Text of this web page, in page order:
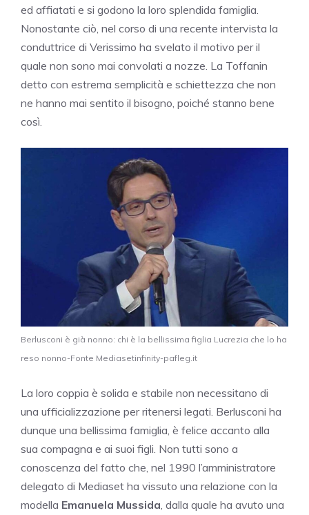
ed affiatati e si godono la loro splendida famiglia.
Nonostante ciò, nel corso di una recente intervista la
conduttrice di Verissimo ha svelato il motivo per il
quale non sono mai convolati a nozze. La Toffanin
detto con estrema semplicità e schiettezza che non
ne hanno mai sentito il bisogno, poiché stanno bene
così.
Berlusconi è già nonno: chi è la bellissima figlia Lucrezia che lo ha
reso nonno-Fonte Mediasetinfinity-pafleg.it
La loro coppia è solida e stabile non necessitano di
una ufficializzazione per ritenersi legati. Berlusconi ha
dunque una bellissima famiglia, è felice accanto alla
sua compagna e ai suoi figli. Non tutti sono a
conoscenza del fatto che, nel 1990 l’amministratore
delegato di Mediaset ha vissuto una relazione con la
modella Emanuela Mussida , dalla quale ha avuto una